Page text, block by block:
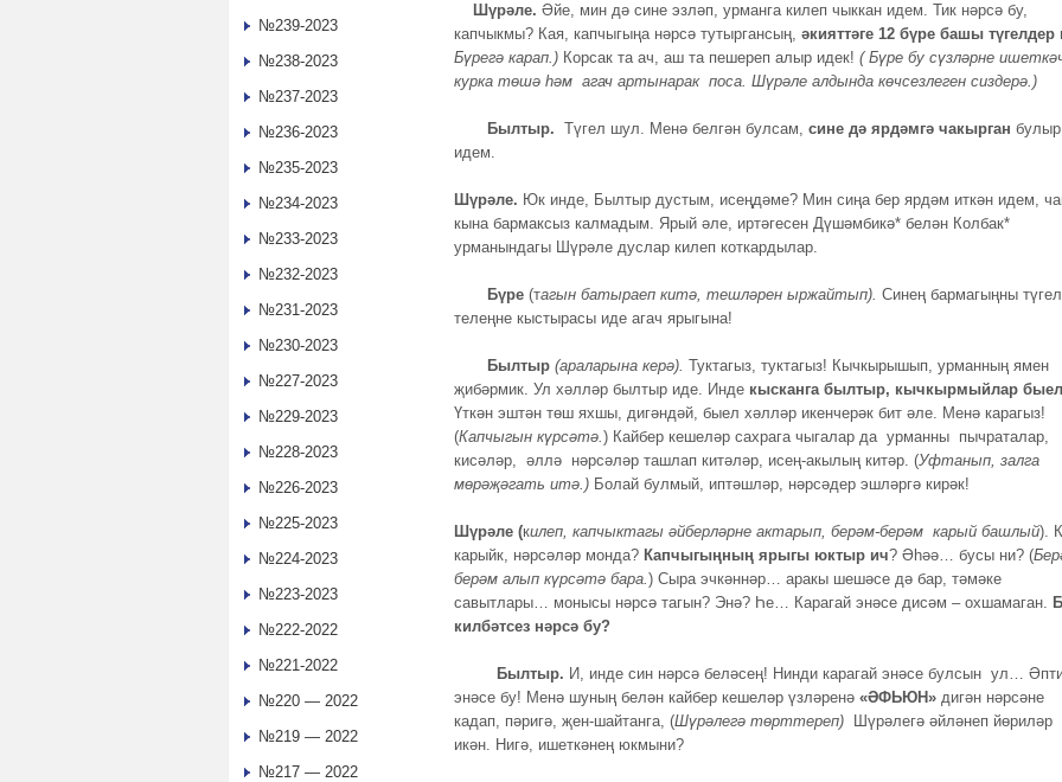
Шүрәле. Әйе, мин дә сине эзләп, урманга килеп чыккан идем. Тик нәрсә бу,
капчыкмы? Кая, капчыгыңа нәрсә тутыргансың, әкияттәге 12 бүре башы түгелдер
Бүрегә карап.) Корсак та ач, аш та пешереп алыр идек! ( Бүре бу сүзләрне
курка төшә һәм агач артынарак поса. Шүрәле алдында көчсезлеген сиздерә.)
Былтыр. Түгел шул. Менә белгән булсам, сине дә ярдәмгә чакырган булыр
идем.
Шүрәле. Юк инде, Былтыр дустым, исеңдәме? Мин сиңа бер ярдәм иткән идем,
кына бармаксыз калмадым. Ярый әле, иртәгесен Дүшәмбикә* белән Колбак*
урманындагы Шүрәле дуслар килеп коткардылар.
Бүре (тагын батыраеп китә, тешләрен ыржайтып). Синең бармагыңны
телеңне кыстырасы иде агач ярыгына!
Былтыр (араларына керә). Туктагыз, туктагыз! Кычкырышып, урманның ямен
җибәрмик. Ул хәлләр былтыр иде. Инде кысканга былтыр, кычкырмыйлар быел
Үткән эштән төш яхшы, дигәндәй, быел хәлләр икенчерәк бит әле. Менә карагыз!
(Капчыгын күрсәтә.) Кайбер кешеләр сахрага чыгалар да урманны пычраталар,
кисәләр, әллә нәрсәләр ташлап китәләр, исең-акылың китәр. (Уфтанып, залга
мөрәҗәгать итә.) Болай булмый, иптәшләр, нәрсәдер эшләргә кирәк!
Шүрәле (килеп, капчыктагы әйберләрне актарып, берәм-берәм карый башлый).
карыйк, нәрсәләр монда? Капчыгыңның ярыгы юктыр ич? Әһәә… бусы ни? (
берәм алып күрсәтә бара.) Сыра эчкәннәр… аракы шешәсе дә бар, тәмәке
савытлары… монысы нәрсә тагын? Энә? Һе… Карагай энәсе дисәм – охшамаган.
килбәтсез нәрсә бу?
Былтыр. И, инде син нәрсә беләсең! Нинди карагай энәсе булсын ул…
энәсе бу! Менә шуның белән кайбер кешеләр үзләренә «ӘФЬЮН» дигән нәрсәне
кадап, пәригә, җен-шайтанга, (Шүрәлегә төрттереп)
Шүрәлегә әйләнеп йөриләр
икән. Нигә, ишеткәнең юкмыни?
№239-2023
№238-2023
№237-2023
№236-2023
№235-2023
№234-2023
№233-2023
№232-2023
№231-2023
№230-2023
№227-2023
№229-2023
№228-2023
№226-2023
№225-2023
№224-2023
№223-2023
№222-2022
№221-2022
№220 — 2022
№219 — 2022
№217 — 2022